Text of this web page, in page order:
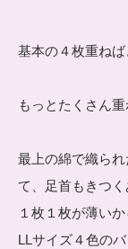
基本の４枚重ねば
もっとたくさん
最上の綿で織ら
て、足首もきつく
１枚１枚が薄い
LLサイズ４色の